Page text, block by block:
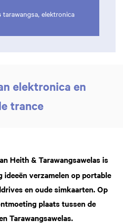
tarawangsa, elektronica
elektronica en
trance
Heith & Tarawangsawelas is
verzamelen op portable
en oude simkaarten. Op
plaats tussen de
Tarawangsawelas.